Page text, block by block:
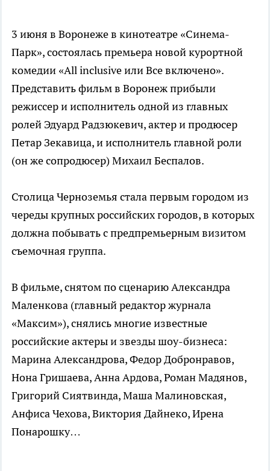
3 июня в Воронеже в кинотеатре «Синема-
Парк», состоялась премьера новой курортной
комедии «All inclusive или Все включено».
Представить фильм в Воронеж прибыли
режиссер и исполнитель одной из главных
ролей Эдуард Радзюкевич, актер и продюсер
Петар Зекавица, и исполнитель главной роли
(он же сопродюсер) Михаил Беспалов.
Столица Черноземья стала первым городом из
череды крупных российских городов, в которых
должна побывать с предпремьерным визитом
съемочная группа.
В фильме, снятом по сценарию Александра
Маленкова (главный редактор журнала
«Максим»), снялись многие известные
российские актеры и звезды шоу-бизнеса:
Марина Александрова, Федор Добронравов,
Нона Гришаева, Анна Ардова, Роман Мадянов,
Григорий Сиятвинда, Маша Малиновская,
Анфиса Чехова, Виктория Дайнеко, Ирена
Понарошку…